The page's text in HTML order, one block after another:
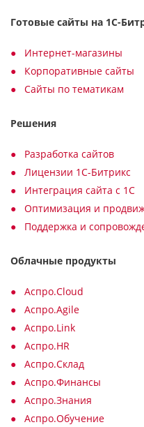
Готовые сайты на 1С-
Интернет-магазины
Корпоративные сайты
Сайты по тематикам
Решения
Разработка сайтов
Лицензии 1С-Битрикс
Интеграция сайта с 1С
Оптимизация и
Поддержка и
Облачные продукты
Аспро.Cloud
Аспро.Agile
Аспро.Link
Аспро.HR
Аспро.Склад
Аспро.Финансы
Аспро.Знания
Аспро.Обучение